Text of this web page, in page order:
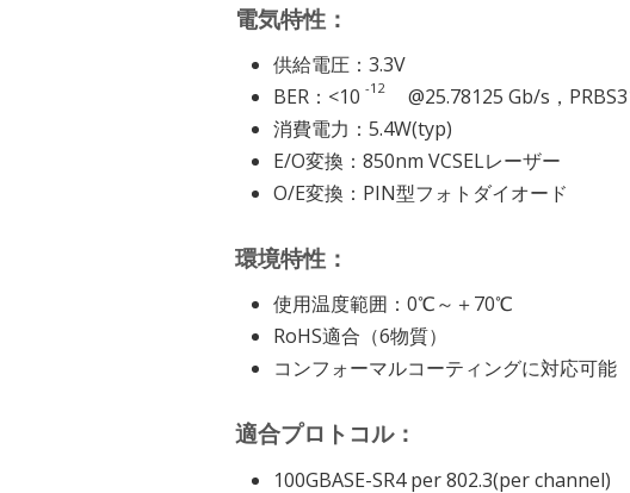
電気特性：
供給電圧：3.3V
BER：<10 -12@25.78125 Gb/s，
消費電力：5.4W(typ)
E/O変換：850nm VCSELレーザー
O/E変換：PIN型フォトダイオード
環境特性：
使用温度範囲：0℃～＋70℃
RoHS適合（6物質）
コンフォーマルコーティングに対応可能
適合プロトコル：
100GBASE-SR4 per 802.3(per channel)